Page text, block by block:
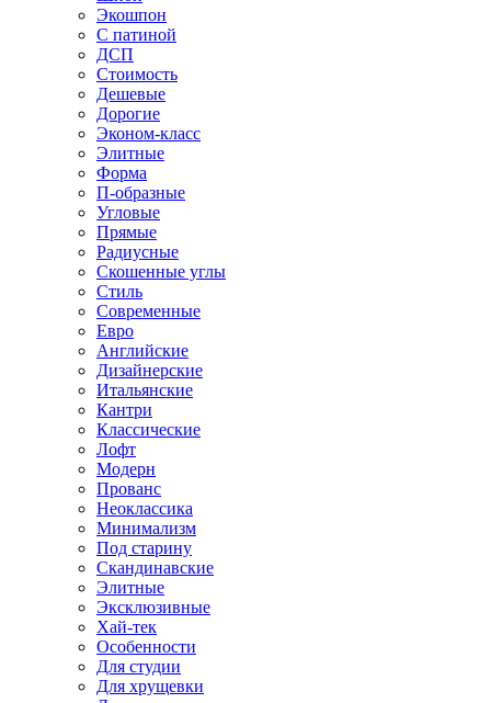
Экошпон
С патиной
ДСП
Стоимость
Дешевые
Дорогие
Эконом-класс
Элитные
Форма
П-образные
Угловые
Прямые
Радиусные
Скошенные углы
Стиль
Современные
Евро
Английские
Дизайнерские
Итальянские
Кантри
Классические
Лофт
Модерн
Прованс
Неоклассика
Минимализм
Под старину
Скандинавские
Элитные
Эксклюзивные
Хай-тек
Особенности
Для студии
Для хрущевки